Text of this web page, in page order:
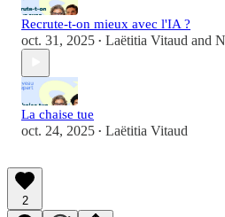
Recrute-t-on mieux avec l'IA ?
oct. 31, 2025 • Laëtitia Vitaud and
La chaise tue
oct. 24, 2025 • Laëtitia Vitaud
2